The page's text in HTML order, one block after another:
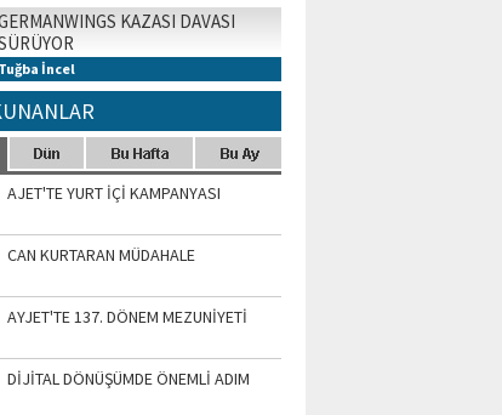
KAZASI DAVASI
Tuğba İncel
AJET'TE YURT İÇİ KAMPANYASI
CAN KURTARAN MÜDAHALE
AYJET'TE 137. DÖNEM MEZUNİYETİ
DİJİTAL DÖNÜŞÜMDE ÖNEMLİ ADIM